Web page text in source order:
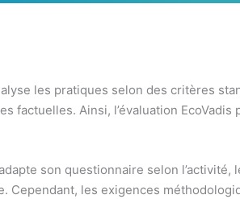
les pratiques selon des critères
factuelles. Ainsi, l’évaluation EcoVadis
son questionnaire selon l’activité,
Cependant, les exigences